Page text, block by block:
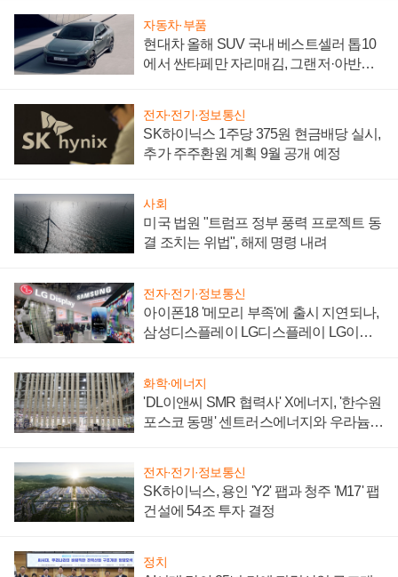
자동차·부품
현대차 올해 SUV 국내 베스트셀러 톱10
에서 싼타페만 자리매김, 그랜저·아반떼
전자·전기·정보통신
SK하이닉스 1주당 375원 현금배당 실시,
추가 주주환원 계획 9월 공개 예정
사회
미국 법원 "트럼프 정부 풍력 프로젝트 동
결 조치는 위법", 해제 명령 내려
전자·전기·정보통신
아이폰18 '메모리 부족'에 출시 지연되나,
삼성디스플레이 LG디스플레이 LG이노
화학·에너지
'DL이앤씨 SMR 협력사' X에너지, '한수원
포스코 동맹' 센트러스에너지와 우라늄
전자·전기·정보통신
SK하이닉스, 용인 'Y2' 팹과 청주 'M17' 팹
건설에 54조 투자 결정
정치